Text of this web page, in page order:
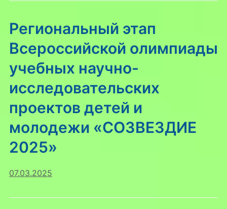
Региональный этап
Всероссийской олимпиады
учебных научно-
исследовательских
проектов детей и
молодежи «СОЗВЕЗДИЕ
2025»
07.03.2025